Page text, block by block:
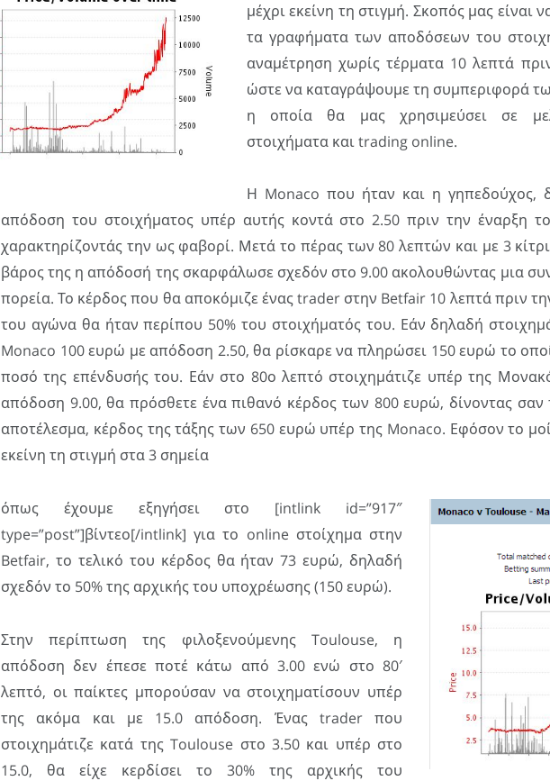
μέχρι εκείνη τη στιγμή. Σκοπός μας είναι
τα γραφήματα των αποδόσεων του
αναμέτρηση χωρίς τέρματα 10 λεπτά
ώστε να καταγράψουμε τη συμπεριφορά
η οποία θα μας χρησιμεύσει σε
στοιχήματα και trading online.
Η Monaco που ήταν και η γηπεδούχος,
απόδοση του στοιχήματος υπέρ αυτής κοντά στο 2.50 πριν την έναρξη
χαρακτηρίζοντάς την ως φαβορί. Μετά το πέρας των 80 λεπτών και με 3
βάρος της η απόδοσή της σκαρφάλωσε σχεδόν στο 9.00 ακολουθώντας μια
πορεία. Το κέρδος που θα αποκόμιζε ένας trader στην Betfair 10 λεπτά πριν
του αγώνα θα ήταν περίπου 50% του στοιχήματός του. Εάν δηλαδή
Monaco 100 ευρώ με απόδοση 2.50, θα ρίσκαρε να πληρώσει 150 ευρώ το
ποσό της επένδυσής του. Εάν στο 80ο λεπτό στοιχημάτιζε υπέρ της
απόδοση 9.00, θα πρόσθετε ένα πιθανό κέρδος των 800 ευρώ, δίνοντας σαν
αποτέλεσμα, κέρδος της τάξης των 650 ευρώ υπέρ της Monaco. Εφόσον το
εκείνη τη στιγμή στα 3 σημεία
όπως έχουμε εξηγήσει στο [intlink id=”917″
type=”post”]βίντεο[/intlink] για το online στοίχημα στην
Betfair, το τελικό του κέρδος θα ήταν 73 ευρώ, δηλαδή
σχεδόν το 50% της αρχικής του υποχρέωσης (150 ευρώ).
Στην περίπτωση της φιλοξενούμενης Toulouse, η
απόδοση δεν έπεσε ποτέ κάτω από 3.00 ενώ στο 80′
λεπτό, οι παίκτες μπορούσαν να στοιχηματίσουν υπέρ
της ακόμα και με 15.0 απόδοση. Ένας trader που
στοιχημάτιζε κατά της Toulouse στο 3.50 και υπέρ στο
15.0, θα είχε κερδίσει το 30% της αρχικής του